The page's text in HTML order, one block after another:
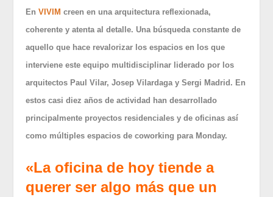
EnVIVIM creen en una arquitectura reflexionada,
coherente y atenta al detalle. Una búsqueda constante de
aquello que hace revalorizar los espacios en los que
interviene este equipo multidisciplinar liderado por los
arquitectos Paul Vilar, Josep Vilardaga y Sergi Madrid. En
estos casi diez años de actividad han desarrollado
principalmente proyectos residenciales y de oficinas así
como múltiples espacios de coworking para Monday.
«La oficina de hoy tiende a
querer ser algo más que un